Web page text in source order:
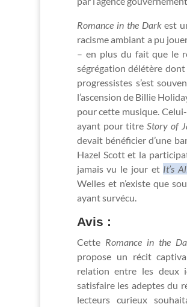
Romance in the Darkest
racisme ambiant a pu
– en plus du fait que le
ségrégation délétère
progressistes s’est
l’ascension de Billie
pour cette musique.
ayant pour titre Story of
devait bénéficier d’une
Hazel Scott et la
jamais vu le jour et It’s
Welles et n’existe que
ayant survécu.
Avis :
Cette Romance in the
propose un récit
relation entre les deux
satisfaire les adeptes du
lecteurs curieux